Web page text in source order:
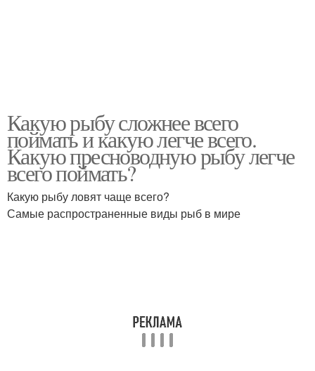
Какую рыбу сложнее всего
поймать и какую легче всего.
Какую пресноводную рыбу легче
всего поймать?
Какую рыбу ловят чаще всего?
Самые распространенные виды рыб в мире